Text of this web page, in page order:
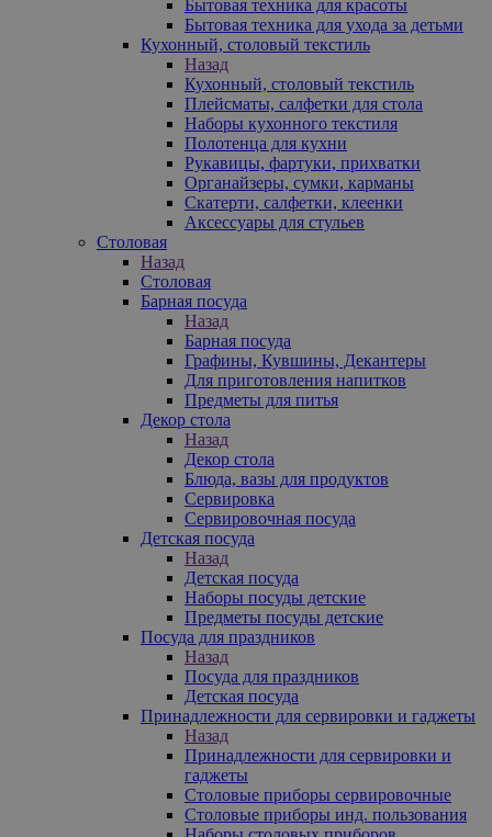
Бытовая техника для красоты
Бытовая техника для ухода за детьми
Кухонный, столовый текстиль
Назад
Кухонный, столовый текстиль
Плейсматы, салфетки для стола
Наборы кухонного текстиля
Полотенца для кухни
Рукавицы, фартуки, прихватки
Органайзеры, сумки, карманы
Скатерти, салфетки, клеенки
Аксессуары для стульев
Столовая
Назад
Столовая
Барная посуда
Назад
Барная посуда
Графины, Кувшины, Декантеры
Для приготовления напитков
Предметы для питья
Декор стола
Назад
Декор стола
Блюда, вазы для продуктов
Сервировка
Сервировочная посуда
Детская посуда
Назад
Детская посуда
Наборы посуды детские
Предметы посуды детские
Посуда для праздников
Назад
Посуда для праздников
Детская посуда
Принадлежности для сервировки и гаджеты
Назад
Принадлежности для сервировки и
гаджеты
Столовые приборы сервировочные
Столовые приборы инд. пользования